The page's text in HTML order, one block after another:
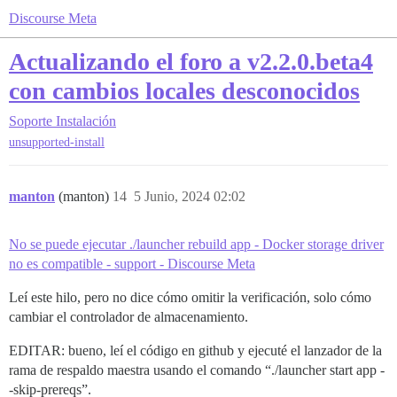
Discourse Meta
Actualizando el foro a v2.2.0.beta4
con cambios locales desconocidos
Soporte Instalación
unsupported-install
manton (manton) 5 Junio, 2024 02:02
14
No se puede ejecutar ./launcher rebuild app - Docker storage driver
no es compatible - support - Discourse Meta
Leí este hilo, pero no dice cómo omitir la verificación, solo cómo
cambiar el controlador de almacenamiento.
EDITAR: bueno, leí el código en github y ejecuté el lanzador de la
rama de respaldo maestra usando el comando “./launcher start app -
-skip-prereqs”.